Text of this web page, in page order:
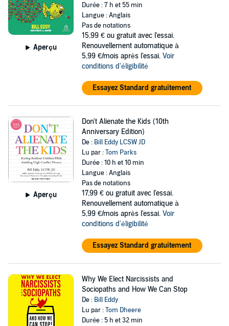
Aperçu
Durée : 7 h et 55 min
Langue : Anglais
Pas de notations
15,99 € ou gratuit avec l'essai.
Renouvellement automatique à
5,99 €/mois après l'essai. Voir
conditions d'éligibilité
Essayez Standard gratuitement
Aperçu
Don't Alienate the Kids (10th
Anniversary Edition)
De : Bill Eddy LCSW JD
Lu par :Tom Parks
Durée : 10 h et 10 min
Langue : Anglais
Pas de notations
17,99 € ou gratuit avec l'essai.
Renouvellement automatique à
5,99 €/mois après l'essai. Voir
conditions d'éligibilité
Essayez Standard gratuitement
Why We Elect Narcissists and
Sociopaths and How We Can Stop
De : Bill Eddy
Lu par :Tom Dheere
Durée : 5 h et 32 min